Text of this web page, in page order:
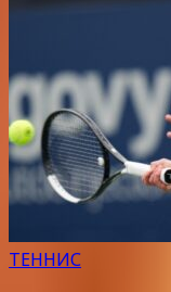
ТЕННИС